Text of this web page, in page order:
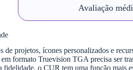
Avaliação
projetos, ícones personalizados e
formato Truevision TGA precisa ser
o CUR tem uma função mais